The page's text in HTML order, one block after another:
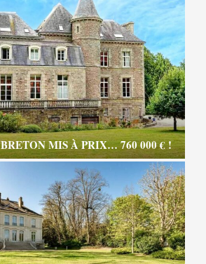
MIS À PRIX… 760 000 € !